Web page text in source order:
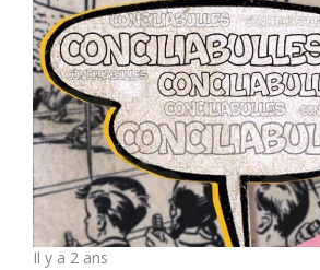
Il y a 2 ans